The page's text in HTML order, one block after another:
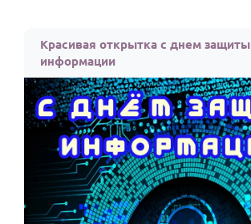
Красивая открытка с днем защиты
информации